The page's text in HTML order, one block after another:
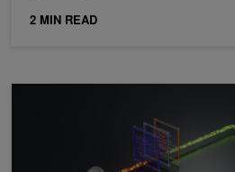
2 MIN READ
借助 DAQIRI 实现用于高速数据采集